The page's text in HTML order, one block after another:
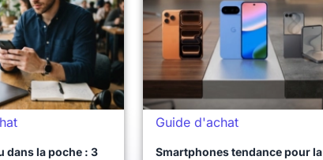
dans la poche : 3
Guide d'achat
Smartphones tendance pour la